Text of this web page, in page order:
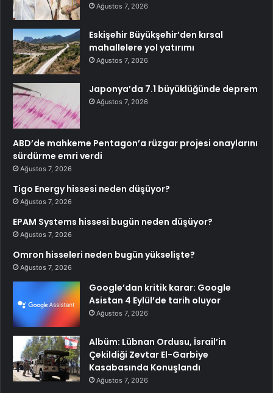
Ağustos 7, 2026
Eskişehir Büyükşehir’den kırsal
mahallelere yol yatırımı
Ağustos 7, 2026
Japonya’da 7.1 büyüklüğünde deprem
Ağustos 7, 2026
ABD’de mahkeme Pentagon’a rüzgar projesi onaylarını
sürdürme emri verdi
Ağustos 7, 2026
Tigo Energy hissesi neden düşüyor?
Ağustos 7, 2026
EPAM Systems hissesi bugün neden düşüyor?
Ağustos 7, 2026
Omron hisseleri neden bugün yükselişte?
Ağustos 7, 2026
Google’dan kritik karar: Google
Asistan 4 Eylül’de tarih oluyor
Ağustos 7, 2026
Albüm: Lübnan Ordusu, İsrail’in
Çekildiği Zevtar El-Garbiye
Kasabasında Konuşlandı
Ağustos 7, 2026